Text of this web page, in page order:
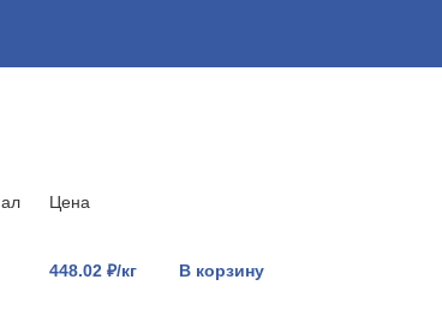
Цена
448.02 ₽/кг В корзину